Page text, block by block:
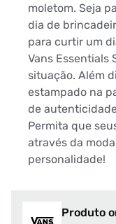
moletom. Seja
dia de
para curtir um
Vans Essentials
situação. Além
estampado na
de
Permita que
através da
personalidade!
Produto